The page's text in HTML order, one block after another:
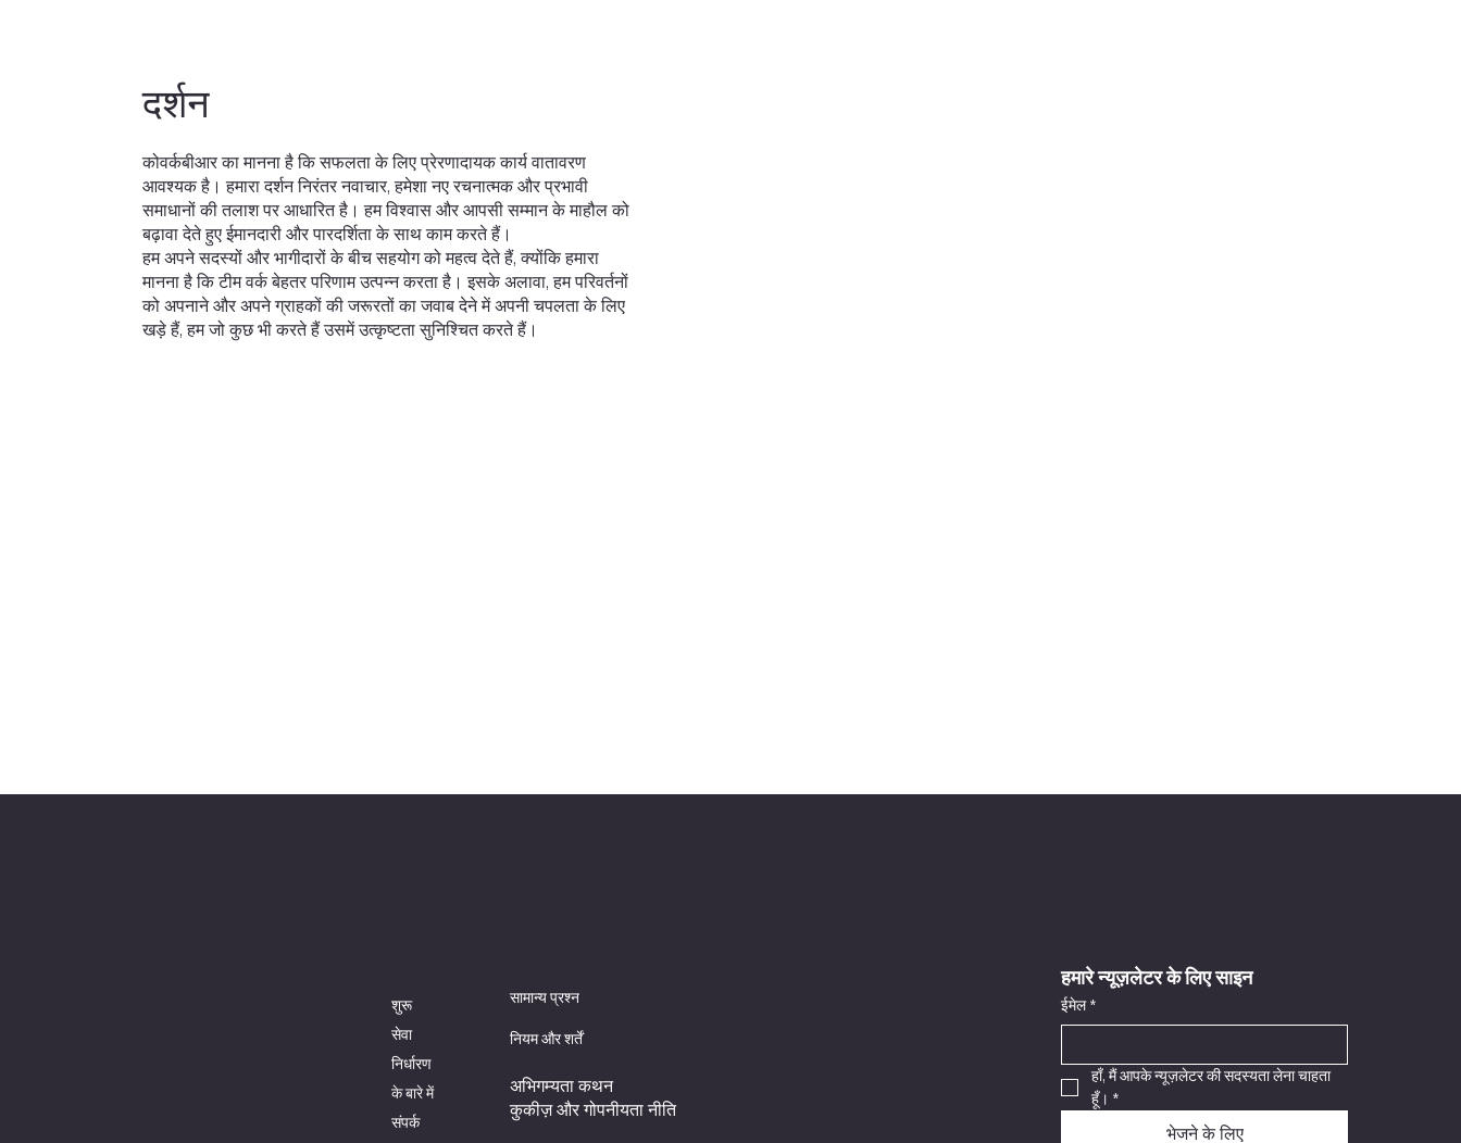
दर्शन
कोवर्कबीआर का मानना है कि सफलता के लिए प्रेरणादायक कार्य वातावरण
आवश्यक है। हमारा दर्शन निरंतर नवाचार, हमेशा नए रचनात्मक और प्रभावी
समाधानों की तलाश पर आधारित है। हम विश्वास और आपसी सम्मान के माहौल को
बढ़ावा देते हुए ईमानदारी और पारदर्शिता के साथ काम करते हैं।
हम अपने सदस्यों और भागीदारों के बीच सहयोग को महत्व देते हैं, क्योंकि हमारा
मानना है कि टीम वर्क बेहतर परिणाम उत्पन्न करता है। इसके अलावा, हम परिवर्तनों
को अपनाने और अपने ग्राहकों की जरूरतों का जवाब देने में अपनी चपलता के लिए
खड़े हैं, हम जो कुछ भी करते हैं उसमें उत्कृष्टता सुनिश्चित करते हैं।
शुरू
सेवा
निर्धारण
के बारे में
संपर्क
सामान्य प्रश्न
नियम और शर्तें
अभिगम्यता कथन
कुकीज़ और गोपनीयता नीति
हमारे न्यूज़लेटर के लिए साइन
ईमेल *
हाँ, मैं आपके न्यूज़लेटर की सदस्यता लेना चाहता
हूँ। *
भेजने के लिए